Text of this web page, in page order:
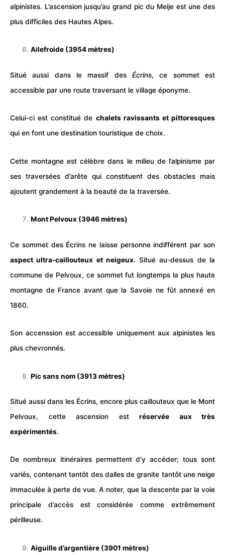
alpinistes. L’ascension jusqu’au grand pic du Meije est une des
plus difficiles des Hautes Alpes.
Ailefroide (3954 mètres)
Situé aussi dans le massif des Écrins, ce sommet est
accessible par une route traversant le village éponyme.
Celui-ci est constitué de chalets ravissants et pittoresques
qui en font une destination touristique de choix.
Cette montagne est célèbre dans le milieu de l’alpinisme par
ses traversées d’arête qui constituent des obstacles mais
ajoutent grandement à la beauté de la traversée.
Mont Pelvoux (3946 mètres)
Ce sommet des Écrins ne laisse personne indifférent par son
aspect ultra-caillouteux et neigeux. Situé au-dessus de la
commune de Pelvoux, ce sommet fut longtemps la plus haute
montagne de France avant que la Savoie ne fût annexé en
1860.
Son accenssion est accessible uniquement aux alpinistes les
plus chevronnés.
Pic sans nom (3913 mètres)
Situé aussi dans les Écrins, encore plus caillouteux que le Mont
Pelvoux, cette ascension est réservée aux très
expérimentés.
De nombreux itinéraires permettent d’y accéder; tous sont
variés, contenant tantôt des dalles de granite tantôt une neige
immaculée à perte de vue. A noter, que la descente par la voie
principale d’accès est considérée comme extrêmement
périlleuse.
Aiguille d’argentière (3901 mètres)